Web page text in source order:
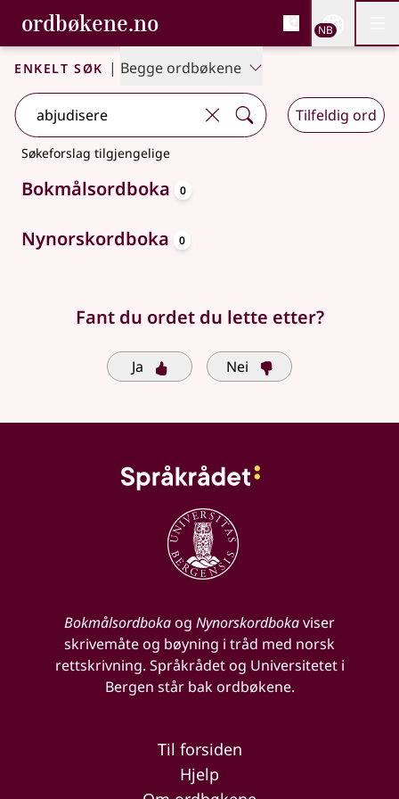
Gå til hovedinnhold
Tilgjengelighet
ordbøkene.no, Bokmålsordboka og
Bokmålsordboka og Nynorskordboka
NB
Enkelt søk | Begge ordbøkene
Tilfeldig ord
Søkeforslag tilgjengelige
Bokmålsordboka 0
Nynorskordboka 0
Fant du ordet du lette etter?
Ja Nei
Bokmålsordbokaog Nynorskordbokaviser
skrivemåte og bøyning i tråd med norsk
rettskrivning. Språkrådet og Universitetet i
Bergen står bak ordbøkene.
Til forsiden
Hjelp